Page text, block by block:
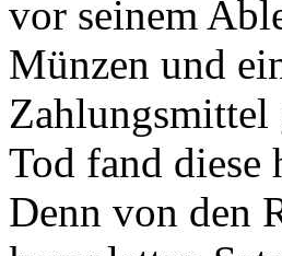
vor seinem
Münzen und
Zahlungsmittel
Tod fand diese
Denn von den